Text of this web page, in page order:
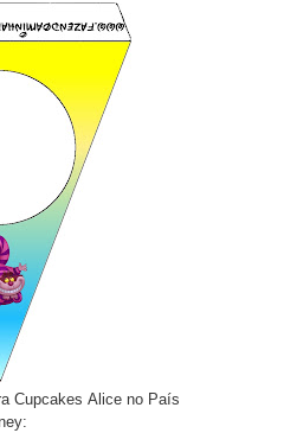
Cupcakes Alice no País